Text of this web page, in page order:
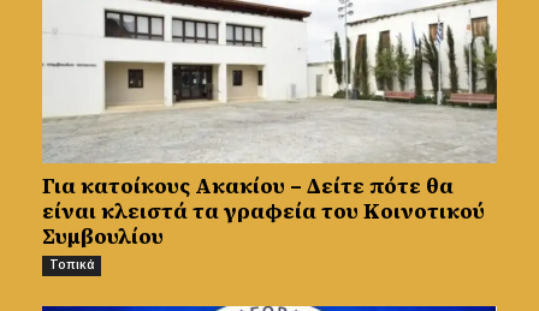
Για κατοίκους Ακακίου – Δείτε πότε θα
είναι κλειστά τα γραφεία του Κοινοτικού
Συμβουλίου
Τοπικά